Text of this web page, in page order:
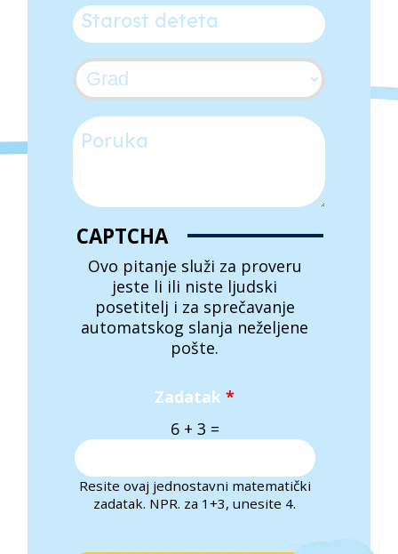
Dob deteta*
Grad*
Poruka
CAPTCHA
Ovo pitanje služi za proveru
jeste li ili niste ljudski
posetitelj i za sprečavanje
automatskog slanja neželjene
pošte.
Zadatak*
6 + 3 =
Resite ovaj jednostavni matematički
zadatak. NPR. za 1+3, unesite 4.